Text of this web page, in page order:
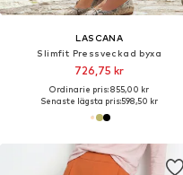
LASCANA
Slimfit Pressveckad byxa
726,75 kr
Ordinarie pris: 855,00 kr
Senaste lägsta pris:598,50 kr